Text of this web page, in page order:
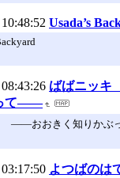
Usada’s
ばばニッ
て――
――おおきく知りかぶ
よつばのは